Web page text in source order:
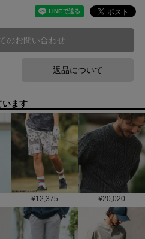
のお問い合わせ
返品について
います
¥12,375 ¥20,020